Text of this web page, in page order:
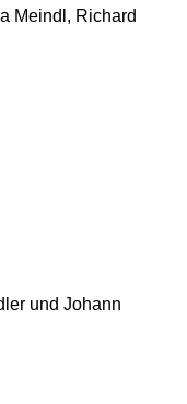
Meindl, Richard
und Johann